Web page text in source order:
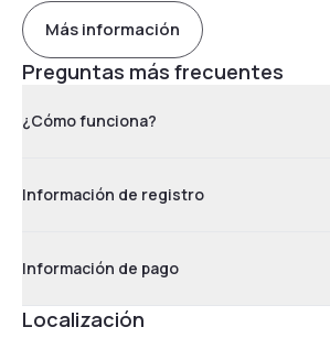
Más información
Preguntas más frecuentes
¿Cómo funciona?
Información de registro
Información de pago
Localización